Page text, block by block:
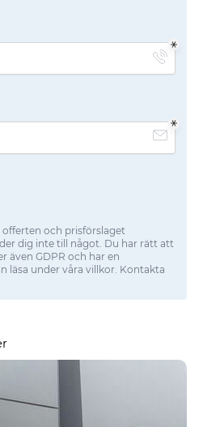
och prisförslaget
dig inte till något. Du har rätt att
även GDPR och har en
läsa under våra villkor. Kontakta